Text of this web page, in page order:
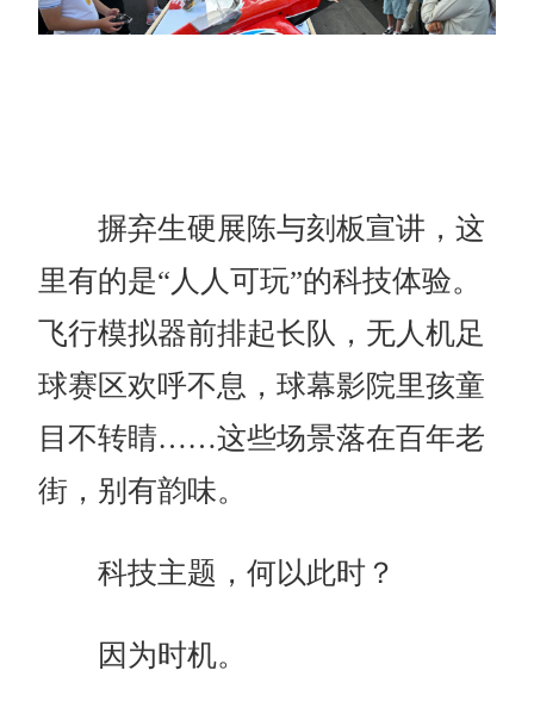
摒弃生硬展陈与刻板宣讲，这
里有的是“人人可玩”的科技体验。
飞行模拟器前排起长队，无人机足
球赛区欢呼不息，球幕影院里孩童
目不转睛……这些场景落在百年老
街，别有韵味。
科技主题，何以此时？
因为时机。